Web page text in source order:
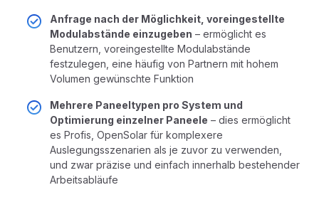
Anfrage nach der Möglichkeit, voreingestellte
Modulabstände einzugeben – ermöglicht es
Benutzern, voreingestellte Modulabstände
festzulegen, eine häufig von Partnern mit hohem
Volumen gewünschte Funktion
Mehrere Paneeltypen pro System und
Optimierung einzelner Paneele – dies ermöglicht
es Profis, OpenSolar für komplexere
Auslegungsszenarien als je zuvor zu verwenden,
und zwar präzise und einfach innerhalb bestehender
Arbeitsabläufe